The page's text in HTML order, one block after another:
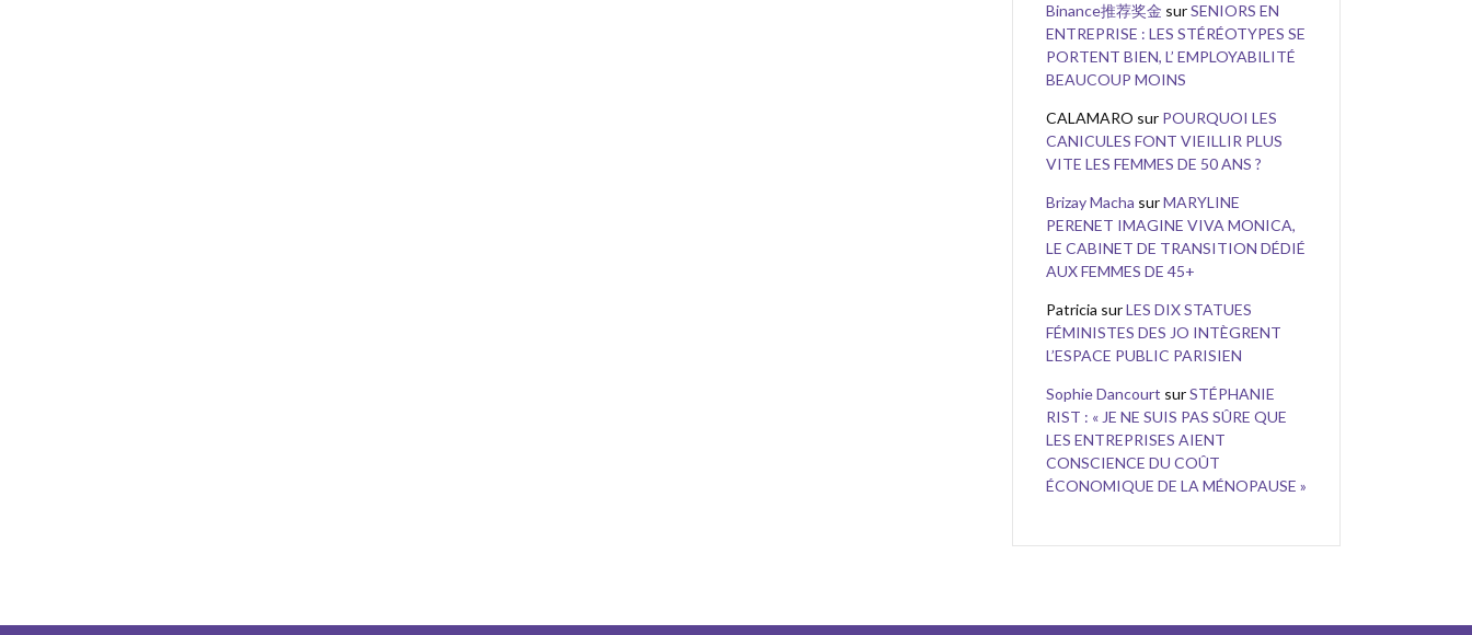
Binance推荐奖金 surSENIORS EN
ENTREPRISE : LES STÉRÉOTYPES SE
PORTENT BIEN, L’ EMPLOYABILITÉ
BEAUCOUP MOINS
CALAMARO sur POURQUOI LES
CANICULES FONT VIEILLIR PLUS
VITE LES FEMMES DE 50 ANS ?
Brizay Macha surMARYLINE
PERENET IMAGINE VIVA MONICA,
LE CABINET DE TRANSITION DÉDIÉ
AUX FEMMES DE 45+
Patricia surLES DIX STATUES
FÉMINISTES DES JO INTÈGRENT
L’ESPACE PUBLIC PARISIEN
Sophie Dancourt surSTÉPHANIE
RIST : « JE NE SUIS PAS SÛRE QUE
LES ENTREPRISES AIENT
CONSCIENCE DU COÛT
ÉCONOMIQUE DE LA MÉNOPAUSE »